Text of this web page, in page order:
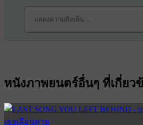
หนังภาพยนตร์อื่นๆ ที่เกี่ยว